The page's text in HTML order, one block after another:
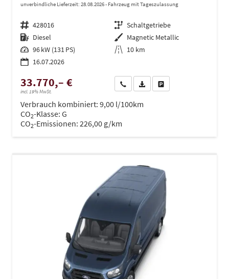
unverbindliche Lieferzeit: 28.08.2026 Fahrzeug mit Tageszulassung
Fahrzeugnr. 428016 Getriebe Schaltgetriebe
Kraftstoff Diesel Außenfarbe Magnetic Metallic
Leistung 96 kW (131 PS) Kilometerstand 10 km
16.07.2026
33.770,– €
incl. 19% MwSt.
Wir rufen Sie anPDF-Datei, Fahrzeugexposé
Verbrauch kombiniert: 9,00 l/100km
CO2-Klasse: G
CO2-Emissionen: 226,00 g/km